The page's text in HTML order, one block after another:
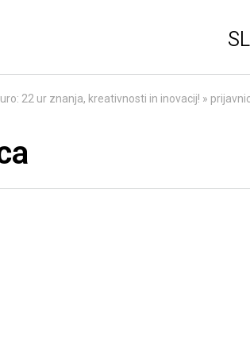
SL
22 ur znanja, kreativnosti in inovacij! »